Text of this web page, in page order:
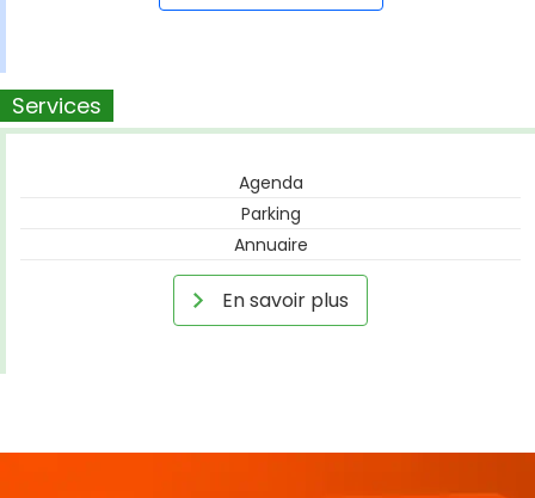
Services
Agenda
Parking
Annuaire
En savoir plus